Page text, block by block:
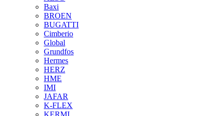
Baxi
BROEN
BUGATTI
Cimberio
Global
Grundfos
Hermes
HERZ
HME
IMI
JAFAR
K-FLEX
KERMI